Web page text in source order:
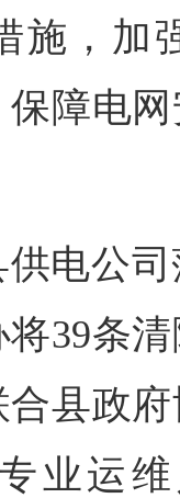
施，加
障电
供电公
39条
县政
业运